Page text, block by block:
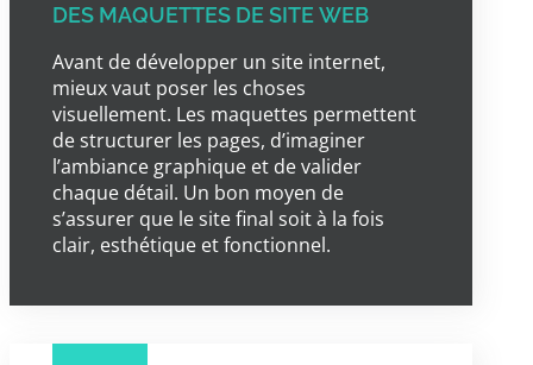
DES MAQUETTES DE SITE WEB
Avant de développer un site internet,
mieux vaut poser les choses
visuellement. Les maquettes permettent
de structurer les pages, d’imaginer
l’ambiance graphique et de valider
chaque détail. Un bon moyen de
s’assurer que le site final soit à la fois
clair, esthétique et fonctionnel.